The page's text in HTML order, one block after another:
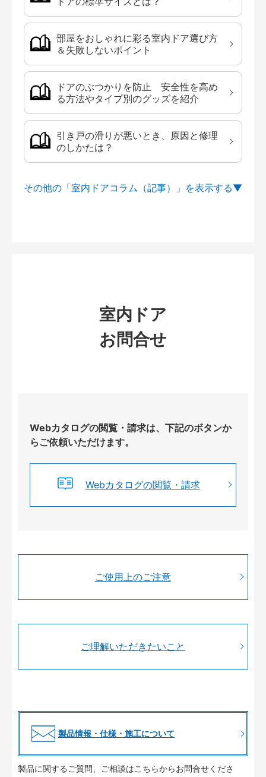
部屋をおしゃれに彩る室内ドア選び方
＆失敗しないポイント
ドアのぶつかりを防止 安全性を高め
る方法やタイプ別のグッズを紹介
引き戸の滑りが悪いとき、原因と修理
のしかたは？
その他の「室内ドアコラム（記事）」を
室内ドア
お問合せ
Webカタログの閲覧・請求は、下記のボタンか
らご依頼いただけます。
Webカタログの閲覧・請求
ご使用上のご注意
ご理解いただきたいこと
製品情報・仕様・施工について
製品に関するご質問、ご相談はこちらからお問合せくださ